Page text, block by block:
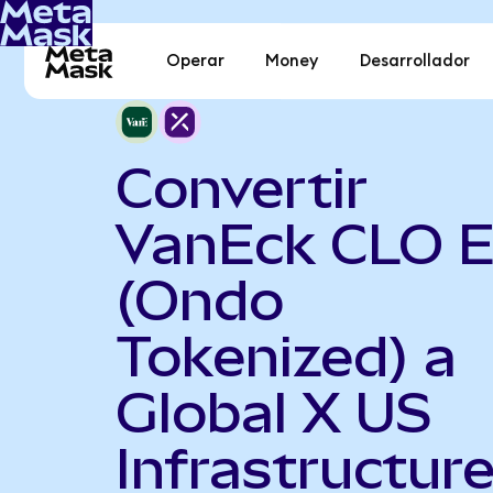
Operar Money Desarrollador
Convertir
VanEck CLO
(Ondo
Tokenized) a
Global X US
Infrastructure